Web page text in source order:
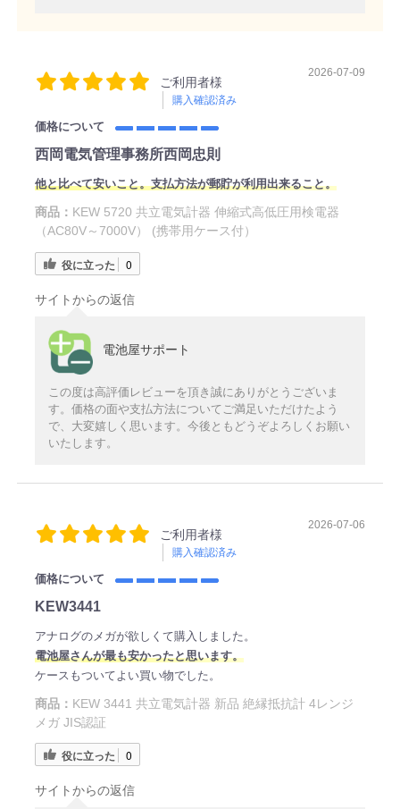
ご利用者様
購入確認済み
2026-07-09
価格について
西岡電気管理事務所西岡忠則
他と比べて安いこと。支払方法が郵貯が利用出来ること。
商品： KEW 5720 共立電気計器 伸縮式高低圧用検電器
（AC80V～7000V） (携帯用ケース付）
役に立った 0
サイトからの返信
電池屋サポート
この度は高評価レビューを頂き誠にありがとうございま
す。価格の面や支払方法についてご満足いただけたよう
で、大変嬉しく思います。今後ともどうぞよろしくお願い
いたします。
ご利用者様
購入確認済み
2026-07-06
価格について
KEW3441
アナログのメガが欲しくて購入しました。
電池屋さんが最も安かったと思います。
ケースもついてよい買い物でした。
商品： KEW 3441 共立電気計器 新品 絶縁抵抗計 4レンジ
メガ JIS認証
役に立った 0
サイトからの返信